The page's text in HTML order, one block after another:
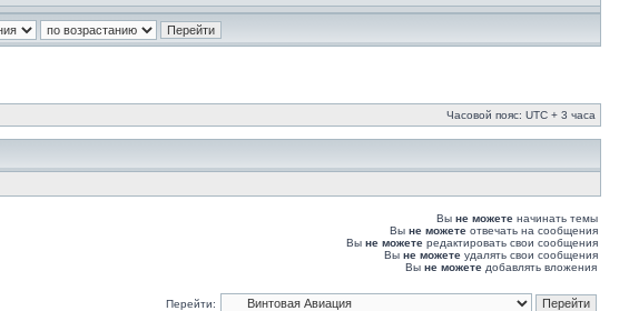
Часовой пояс: UTC + 3 часа
Вы не можете начинать темы
Вы не можете отвечать на сообщения
Вы не можете редактировать свои сообщения
Вы не можете удалять свои сообщения
Вы не можете добавлять вложения
Перейти: